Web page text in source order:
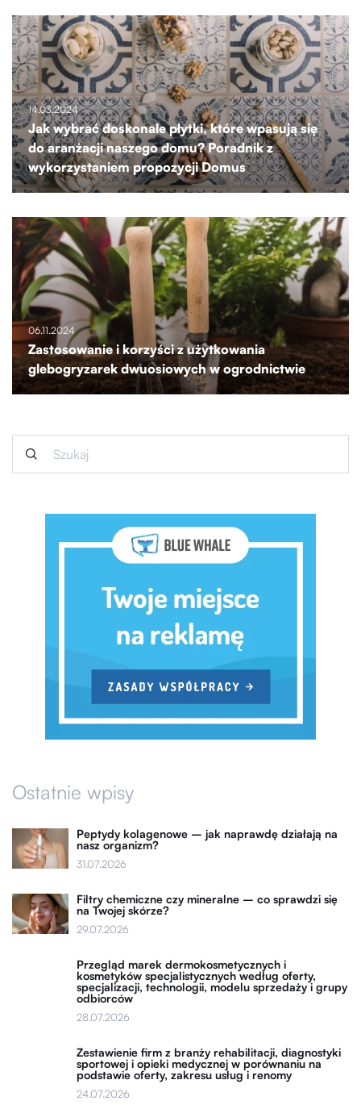
14.03.2024
Jak wybrać doskonałe płytki, które wpasują się
do aranżacji naszego domu? Poradnik z
wykorzystaniem propozycji Domus
06.11.2024
Zastosowanie i korzyści z użytkowania
glebogryzarek dwuosiowych w ogrodnictwie
Ostatnie wpisy
Peptydy kolagenowe – jak naprawdę działają na
nasz organizm?
31.07.2026
Filtry chemiczne czy mineralne – co sprawdzi się
na Twojej skórze?
29.07.2026
Przegląd marek dermokosmetycznych i
kosmetyków specjalistycznych według oferty,
specjalizacji, technologii, modelu sprzedaży i grupy
odbiorców
28.07.2026
Zestawienie firm z branży rehabilitacji, diagnostyki
sportowej i opieki medycznej w porównaniu na
podstawie oferty, zakresu usług i renomy
24.07.2026